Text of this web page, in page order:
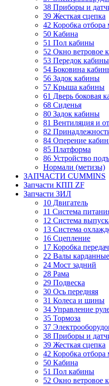
38 Приборы и
39 Жесткая сцепка
42 Коробка
50 Кабина
51 Пол кабины
52 Окно ветровое
53 Передок кабины
54 Боковина
56 Задок кабины
57 Крыша кабины
61 Дверь боковая
68 Сиденья
80 Задок кабины
81 Вентиляция и
82
84 Оперение
85 Платформа
86 Устройство
Нормали (метизы)
ЗАПЧАСТИ CUMMINS
Запчасти КПП ZF
Запчасти ЗИЛ
10 Двигатель
11 Система
12 Система
13 Система
16 Сцепление
17 Коробка передач
22 Валы карданные
24 Мост задний
28 Рама
29 Подвеска
30 Ось передняя
31 Колеса и шины
34 Управление
35 Тормоза
37
38 Приборы и
39 Жесткая сцепка
42 Коробка
50 Кабина
51 Пол кабины
52 Окно ветровое